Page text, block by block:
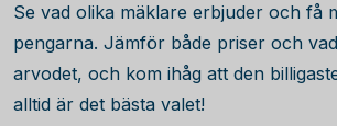
Se vad olika mäklare erbjuder och få
pengarna. Jämför både priser och
arvodet, och kom ihåg att den
alltid är det bästa valet!